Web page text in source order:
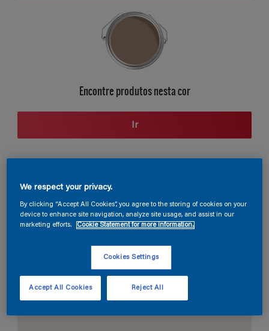
Encontre produtos nesta cor
Ir
Seção de cores
We respect your privacy.
By clicking “Accept All Cookies”, you agree to the storing of cookies on your
device to enhance site navigation, analyze site usage, and assist in our
marketing efforts.
Cookie Statement for more information.
Cookies Settings
Reject All
Accept All Cookies